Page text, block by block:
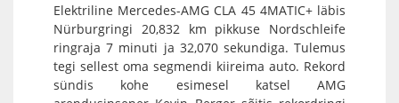
Elektriline Mercedes-AMG CLA 45 4MATIC+ läbis
Nürburgringi 20,832 km pikkuse Nordschleife
ringraja 7 minuti ja 32,070 sekundiga. Tulemus
tegi sellest oma segmendi kiireima auto. Rekord
sündis kohe esimesel katsel AMG